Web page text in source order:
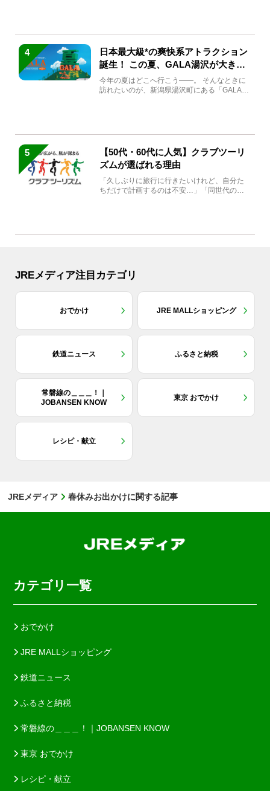
4
日本最大級*の爽快系アトラクション
誕生！ この夏、GALA湯沢が大きく
生まれ変わる
今年の夏はどこへ行こう――。 そんなときに
訪れたいのが、新潟県湯沢町にある「GALA湯
5
【50代・60代に人気】クラブツーリ
ズムが選ばれる理由
「久しぶりに旅行に行きたいけれど、自分た
ちだけで計画するのは不安…」「同世代の方
JREメディア注目カテゴリ
おでかけ JRE MALLショッピング
鉄道ニュース ふるさと納税
常磐線の＿＿＿！｜
JOBANSEN KNOW
東京 おでかけ
レシピ・献立
JREメディア 春休みお出かけに関する記事
カテゴリ一覧
おでかけ
JRE MALLショッピング
鉄道ニュース
ふるさと納税
常磐線の＿＿＿！｜JOBANSEN KNOW
東京 おでかけ
レシピ・献立